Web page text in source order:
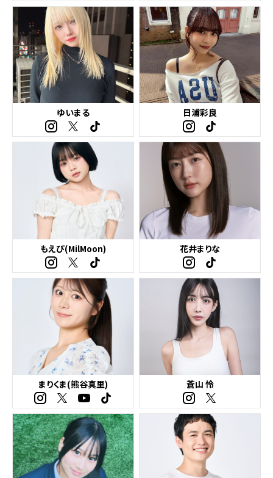
ゆいまる 日浦彩良
もえぴ(MilMoon) 花井まりな
まりくま(熊谷真里) 蒼山 怜